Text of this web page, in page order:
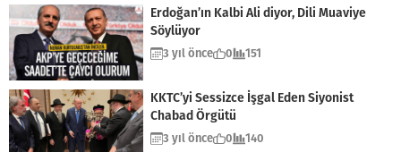
Erdoğan’ın Kalbi Ali diyor, Dili Muaviye
Söylüyor
3 yıl önce 0 151
KKTC’yi Sessizce İşgal Eden Siyonist
Chabad Örgütü
3 yıl önce 0 140